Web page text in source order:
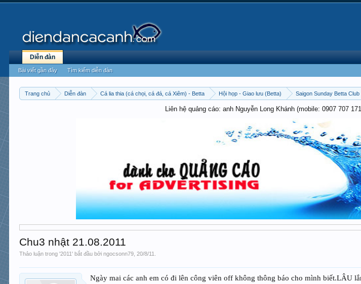
Trang chủ Diễn đàn Cá lia thia (cá chọi, cá đá, cá Xiêm) - Betta Hội họp - Giao lưu (Betta) Saigon Sunday Betta Club
Liên hệ quảng cáo: anh Nguyễn Long Khánh (mobile: 0907 707
Chu3 nhật 21.08.2011
Thảo luận trong '2011' bắt đầu bởingocsonn79 ,20/8/11
Ngày mai các anh em có đi lên công viên off không thông báo cho mình biết.LÂU
Diễn đàn
Bài viết gần đây Tìm kiếm diễn đàn